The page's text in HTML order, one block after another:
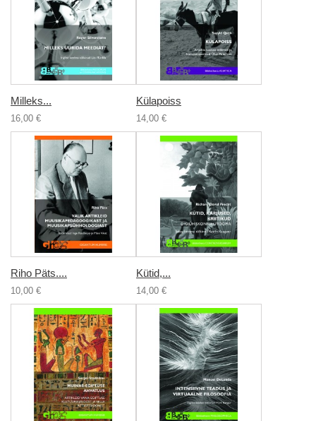
Milleks...
16,00 €
Külapoiss
14,00 €
Riho Päts....
10,00 €
Kütid,...
14,00 €